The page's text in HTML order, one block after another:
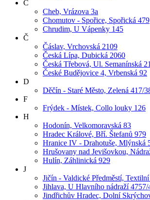
C
Cheb, Vrázova 3a
Chomutov - Spořice, Spořická 479
Chrudim, U Vápenky 145
Č
Čáslav, Vrchovská 2109
Česká Lípa, Dubická 2060
Česká Třebová, Ul. Semanínská
České Budějovice 4, Vrbenská 92
D
Děčín - Staré Město, Zelená 417/
F
Frýdek - Místek, Collo louky 126
H
Hodonín, Velkomoravská 83
Hradec Králové, Bří. Štefanů 979
Hranice IV - Drahotuše, Mlýnská
Hrušovany nad Jevišovkou,
Hulín, Záhlinická 929
J
Jičín - Valdické Předměstí, Textilní
Jihlava, U Hlavního nádraží 4757/
Jindřichův Hradec, Dolní